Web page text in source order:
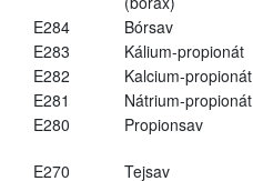
E284
Bórsav
E283
Kálium-propionát
E282
Kalcium-propionát
E281
Nátrium-propionát
E280
Propionsav
E270 Tejsav